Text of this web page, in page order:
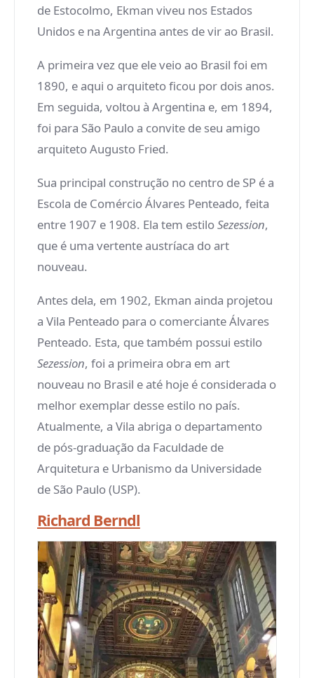
de Estocolmo, Ekman viveu nos Estados
Unidos e na Argentina antes de vir ao Brasil.
A primeira vez que ele veio ao Brasil foi em
1890, e aqui o arquiteto ficou por dois anos.
Em seguida, voltou à Argentina e, em 1894,
foi para São Paulo a convite de seu amigo
arquiteto Augusto Fried.
Sua principal construção no centro de SP é a
Escola de Comércio Álvares Penteado, feita
entre 1907 e 1908. Ela tem estiloSezession,
que é uma vertente austríaca do art
nouveau.
Antes dela, em 1902, Ekman ainda projetou
a Vila Penteado para o comerciante Álvares
Penteado. Esta, que também possui estilo
Sezession, foi a primeira obra em art
nouveau no Brasil e até hoje é considerada o
melhor exemplar desse estilo no país.
Atualmente, a Vila abriga o departamento
de pós-graduação da Faculdade de
Arquitetura e Urbanismo da Universidade
de São Paulo (USP).
Richard Berndl